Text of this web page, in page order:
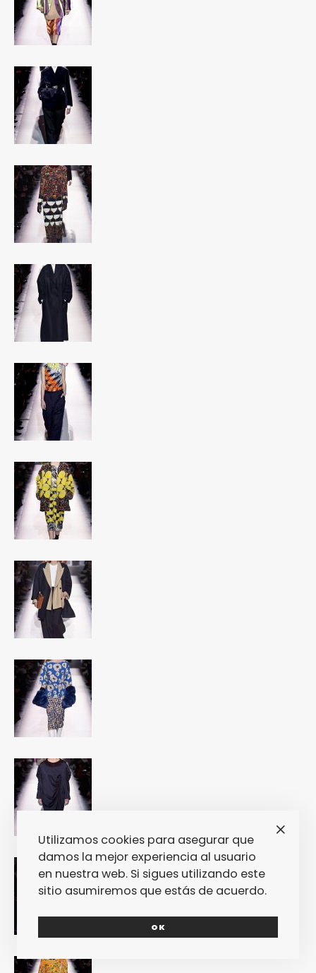
Utilizamos cookies para asegurar que
damos la mejor experiencia al usuario
en nuestra web. Si sigues utilizando este
sitio asumiremos que estás de acuerdo.
OK